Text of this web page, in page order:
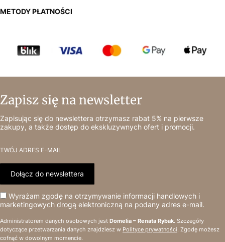
METODY PŁATNOŚCI
Zapisz się na newsletter
Zapisując się do newslettera otrzymasz rabat 5% na pierwsze
zakupy, a także dostęp do ekskluzywnych ofert i promocji.
TWÓJ ADRES E-MAIL
Dołącz do newslettera
Wyrażam zgodę na otrzymywanie informacji handlowych i
marketingowych drogą elektroniczną na podany adres e-mail.
Administratorem danych osobowych jest Domelia – Renata Rybak. Szczegóły
dotyczące przetwarzania danych znajdziesz w Polityce prywatności. Zgodę możesz
cofnąć w dowolnym momencie.